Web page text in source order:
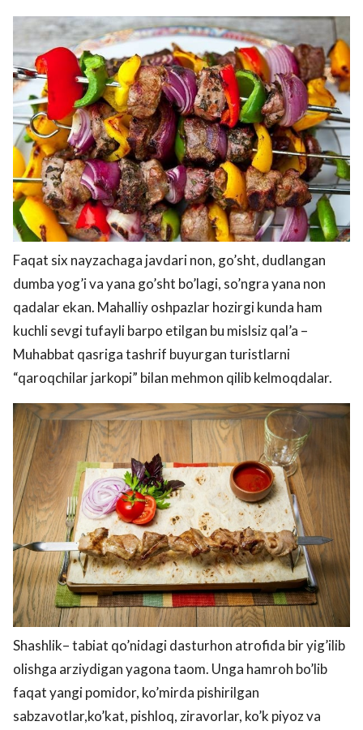
Faqat six nayzachaga javdari non, go’sht, dudlangan
dumba yog’i va yana go’sht bo’lagi, so’ngra yana non
qadalar ekan. Mahalliy oshpazlar hozirgi kunda ham
kuchli sevgi tufayli barpo etilgan bu mislsiz qal’a –
Muhabbat qasriga tashrif buyurgan turistlarni
“qaroqchilar jarkopi” bilan mehmon qilib kelmoqdalar.
Shashlik– tabiat qo’nidagi dasturhon atrofida bir yig’ilib
olishga arziydigan yagona taom. Unga hamroh bo’lib
faqat yangi pomidor, ko’mirda pishirilgan
sabzavotlar,ko’kat, pishloq, ziravorlar, ko’k piyoz va